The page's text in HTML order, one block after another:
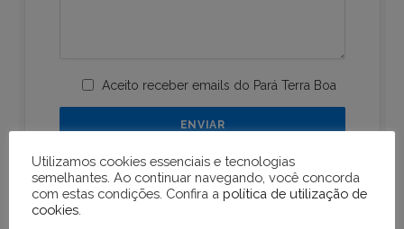
Aceito receber emails do Pará Terra Boa
Utilizamos cookies essenciais e tecnologias
semelhantes. Ao continuar navegando, você concorda
com estas condições. Confira a política de utilização de
cookies